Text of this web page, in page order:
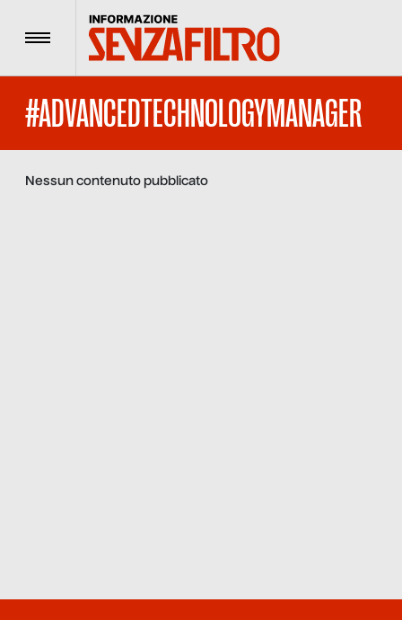
Menu
#ADVANCEDTECHNOLOGYMANAGER
Nessun contenuto pubblicato